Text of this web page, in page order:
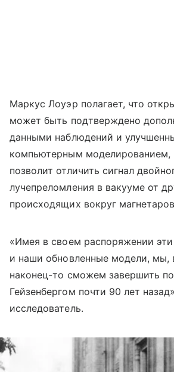
Маркус Лоуэр полагает, что
может быть подтверждено
данными наблюдений и
компьютерным моделированием,
позволит отличить сигнал
лучепреломления в вакууме от
происходящих вокруг
«Имея в своем распоряжении
и наши обновленные модели, мы,
наконец-то сможем завершить
Гейзенбергом почти 90 лет
исследователь.